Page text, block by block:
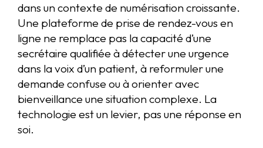
dans un contexte de numérisation croissante.
Une plateforme de prise de rendez-vous en
ligne ne remplace pas la capacité d’une
secrétaire qualifiée à détecter une urgence
dans la voix d’un patient, à reformuler une
demande confuse ou à orienter avec
bienveillance une situation complexe. La
technologie est un levier, pas une réponse en
soi.